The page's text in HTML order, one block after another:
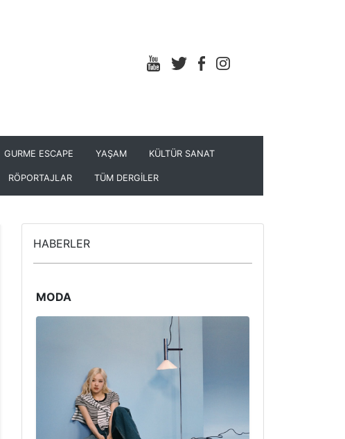
GURME ESCAPE YAŞAM KÜLTÜR SANAT
RÖPORTAJLAR TÜM DERGİLER
HABERLER
MODA